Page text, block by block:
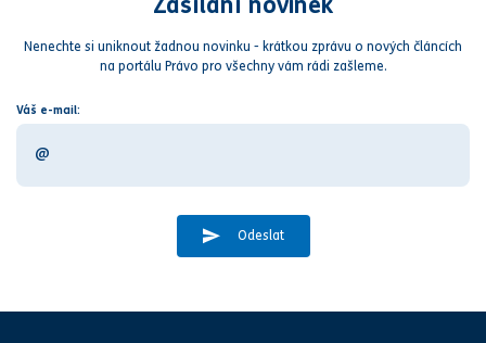
Nenechte si uniknout žadnou novinku - krátkou zprávu o nových článcích
na portálu Právo pro všechny vám rádi zašleme.
Váš e-mail:
Odeslat